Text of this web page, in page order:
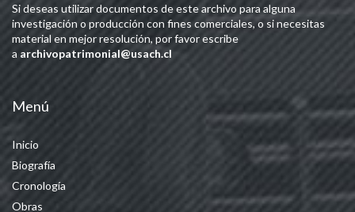
Si deseas utilizar documentos de este archivo para alguna
investigación o producción con fines comerciales, o si necesitas
material en mejor resolución, por favor escribe
a archivopatrimonial@usach.cl
Menú
Inicio
Biografía
Cronología
Obras